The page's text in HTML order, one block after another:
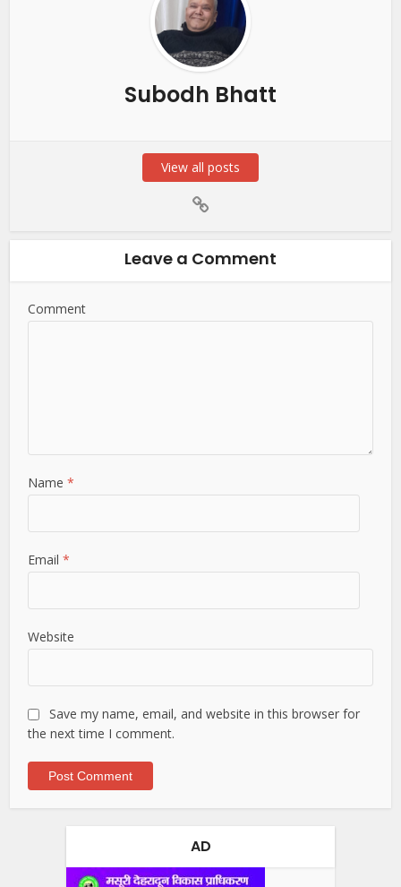
Subodh Bhatt
View all posts
Leave a Comment
Comment
Name*
Email*
Website
Save my name, email, and website in this browser for
the next time I comment.
AD